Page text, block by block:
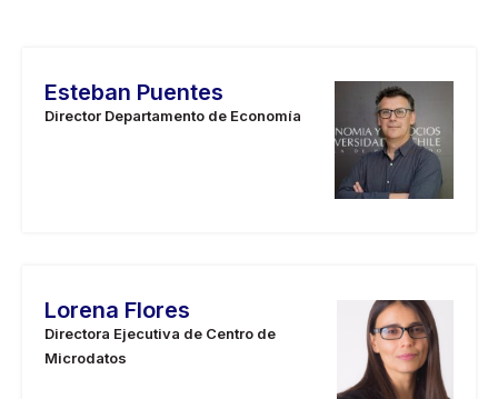
Esteban Puentes
Director Departamento de Economía
Lorena Flores
Directora Ejecutiva de Centro de
Microdatos